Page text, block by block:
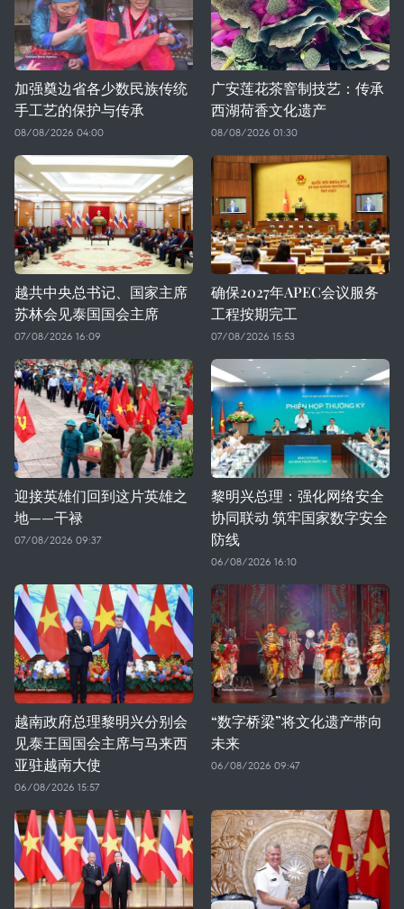
加强奠边省各少数民族传统
手工艺的保护与传承
08/08/2026 04:00
广安莲花茶窨制技艺：传承
西湖荷香文化遗产
08/08/2026 01:30
越共中央总书记、国家主席
苏林会见泰国国会主席
07/08/2026 16:09
确保2027年APEC会议服务
工程按期完工
07/08/2026 15:53
迎接英雄们回到这片英雄之
地——干禄
07/08/2026 09:37
黎明兴总理：强化网络安全
协同联动 筑牢国家数字安全
防线
06/08/2026 16:10
越南政府总理黎明兴分别会
见泰王国国会主席与马来西
亚驻越南大使
06/08/2026 15:57
“数字桥梁”将文化遗产带向
未来
06/08/2026 09:47